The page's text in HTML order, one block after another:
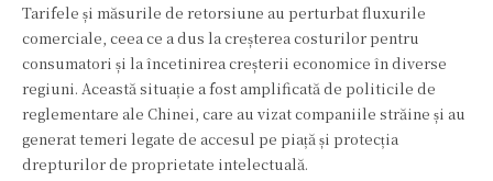
Tarifele și măsurile de retorsiune au perturbat fluxurile
comerciale, ceea ce a dus la creșterea costurilor pentru
consumatori și la încetinirea creșterii economice în diverse
regiuni. Această situație a fost amplificată de politicile de
reglementare ale Chinei, care au vizat companiile străine și au
generat temeri legate de accesul pe piață și protecția
drepturilor de proprietate intelectuală.